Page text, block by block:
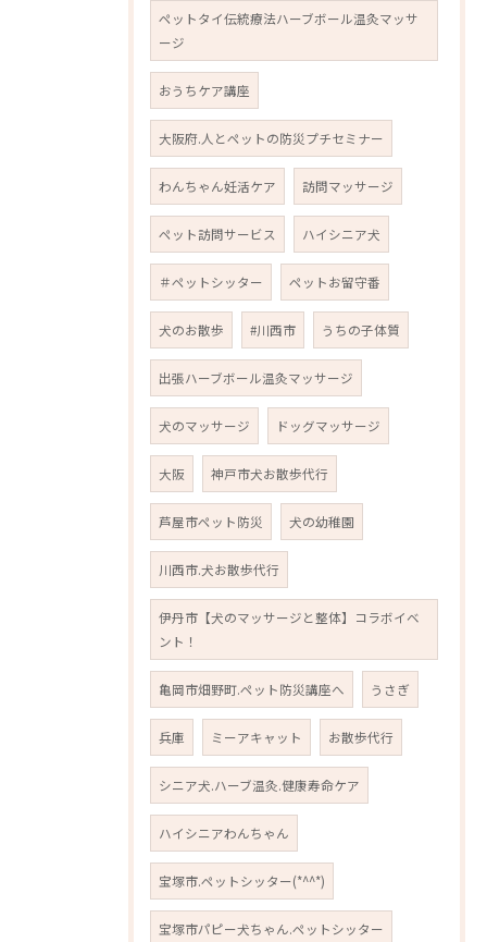
ペットタイ伝統療法ハーブボール温灸マッサ
ージ
おうちケア講座
大阪府.人とペットの防災プチセミナー
わんちゃん妊活ケア 訪問マッサージ
ペット訪問サービス ハイシニア犬
＃ペットシッター ペットお留守番
犬のお散歩 #川西市 うちの子体質
出張ハーブボール温灸マッサージ
犬のマッサージ ドッグマッサージ
大阪 神戸市犬お散歩代行
芦屋市ペット防災 犬の幼稚園
川西市.犬お散歩代行
伊丹市【犬のマッサージと整体】コラボイベ
ント！
亀岡市畑野町.ペット防災講座へ うさぎ
兵庫 ミーアキャット お散歩代行
シニア犬.ハーブ温灸.健康寿命ケア
ハイシニアわんちゃん
宝塚市.ペットシッター(*^^*)
宝塚市パピー犬ちゃん.ペットシッター